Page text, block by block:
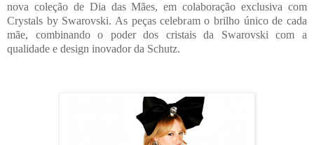
nova coleção de Dia das Mães, em colaboração exclusiva com
Crystals by Swarovski. As peças celebram o brilho único de cada
mãe, combinando o poder dos cristais da Swarovski com a
qualidade e design inovador da Schutz.